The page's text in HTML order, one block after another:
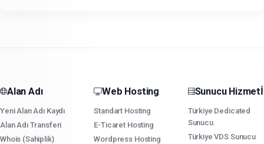
Alan Adı
Yeni Alan Adı Kaydı
Alan Adı Transferi
Whois (Sahiplik)
Web Hosting
Standart Hosting
E-Ticaret Hosting
Wordpress Hosting
Sunucu Hizmetİ
Türkiye Dedicated
Sunucu
Türkiye VDS Sunucu